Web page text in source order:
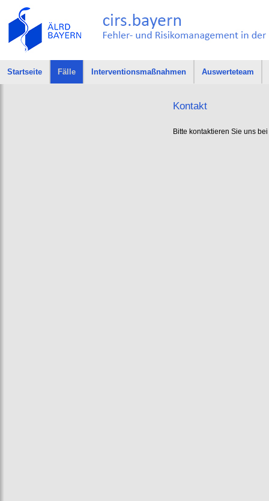
Startseite Fälle Interventionsmaßnahmen Auswerteteam
Kontakt
Bitte kontaktieren Sie uns